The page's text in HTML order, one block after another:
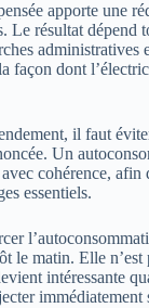
apporte une
Le résultat dépend
administratives
façon dont
il faut
Un
cohérence, afin
essentiels.
le matin. Elle n’est
intéressante
immédiatement